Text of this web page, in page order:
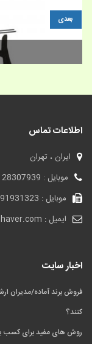
بعدی
اطلاعات تماس
ایران ، تهران
موبایل : 09128307939
موبایل : 09391931323
ایمیل : info@brandmoshaver.com
اخبار سایت
فروش برند آماده/مدیران
کنند؟
روش های مفید برای کسب